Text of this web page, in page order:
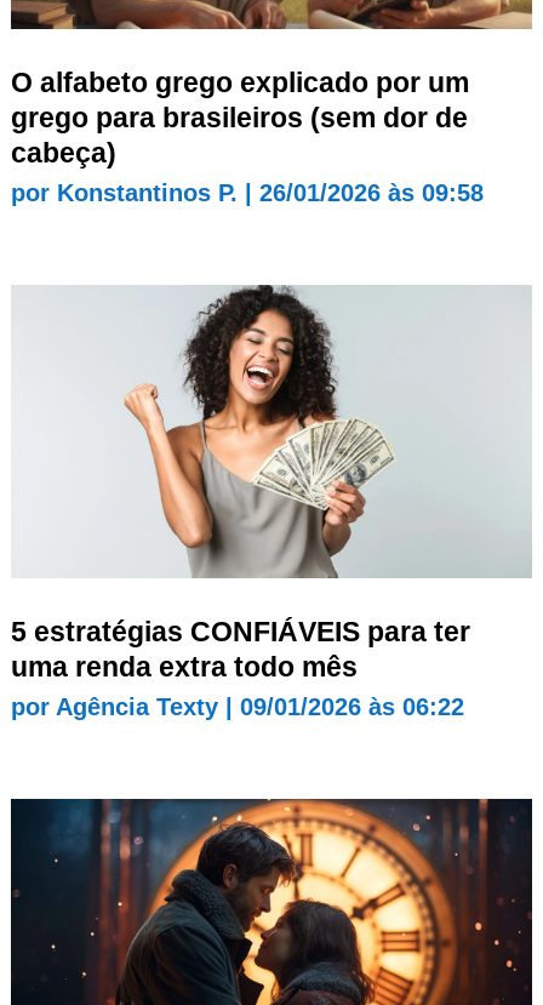
O alfabeto grego explicado por um
grego para brasileiros (sem dor de
cabeça)
por Konstantinos P. 26/01/2026 às 09:58
5 estratégias CONFIÁVEIS para ter
uma renda extra todo mês
por Agência Texty| 09/01/2026 às 06:22